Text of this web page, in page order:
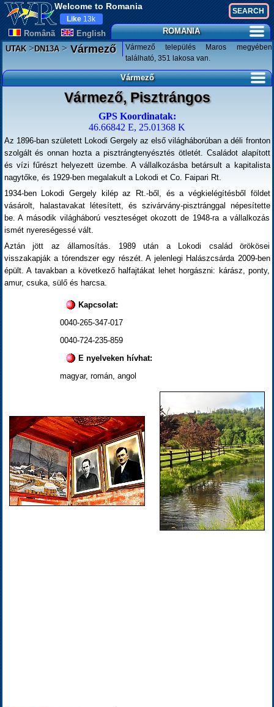
Welcome to Romania
Românã English
Like 13k
ROMANIA
UTAK>DN13A>Vármező
Vármező település Maros megyében
található, 351 lakosa van.
Vármező
Vármező, Pisztrángos
GPS Koordinatak:
46.66842 E, 25.01368 K
Az 1896-ban született Lokodi Gergely az első világháborúban a déli fronton
szolgált és onnan hozta a pisztrángtenyésztés ötletét. Családot alapított
és vízi fűrészt helyezett üzembe. A vállalkozásba betársult a kapitalista
nagytőke, és 1929-ben megalakult a Lokodi et Co. Faipari Rt.
1934-ben Lokodi Gergely kilép az Rt.-ből, és a végkielégítésből földet
vásárolt, halastavakat létesített, és szivárvány-pisztránggal népesítette
be. A második világháború veszteséget okozott de 1948-ra a vállalkozás
ismét nyereségessé vált.
Aztán jött az államosítás. 1989 után a Lokodi család örökösei
visszakapják a tórendszer egy részét. A jelenlegi Halászcsárda 2009-ben
épült. A tavakban a következő halfajtákat lehet horgászni: kárász, ponty,
amur, csuka, sülő és harcsa.
Kapcsolat:
0040-265-347-017
0040-724-235-859
E nyelveken hívhat:
magyar, román, angol